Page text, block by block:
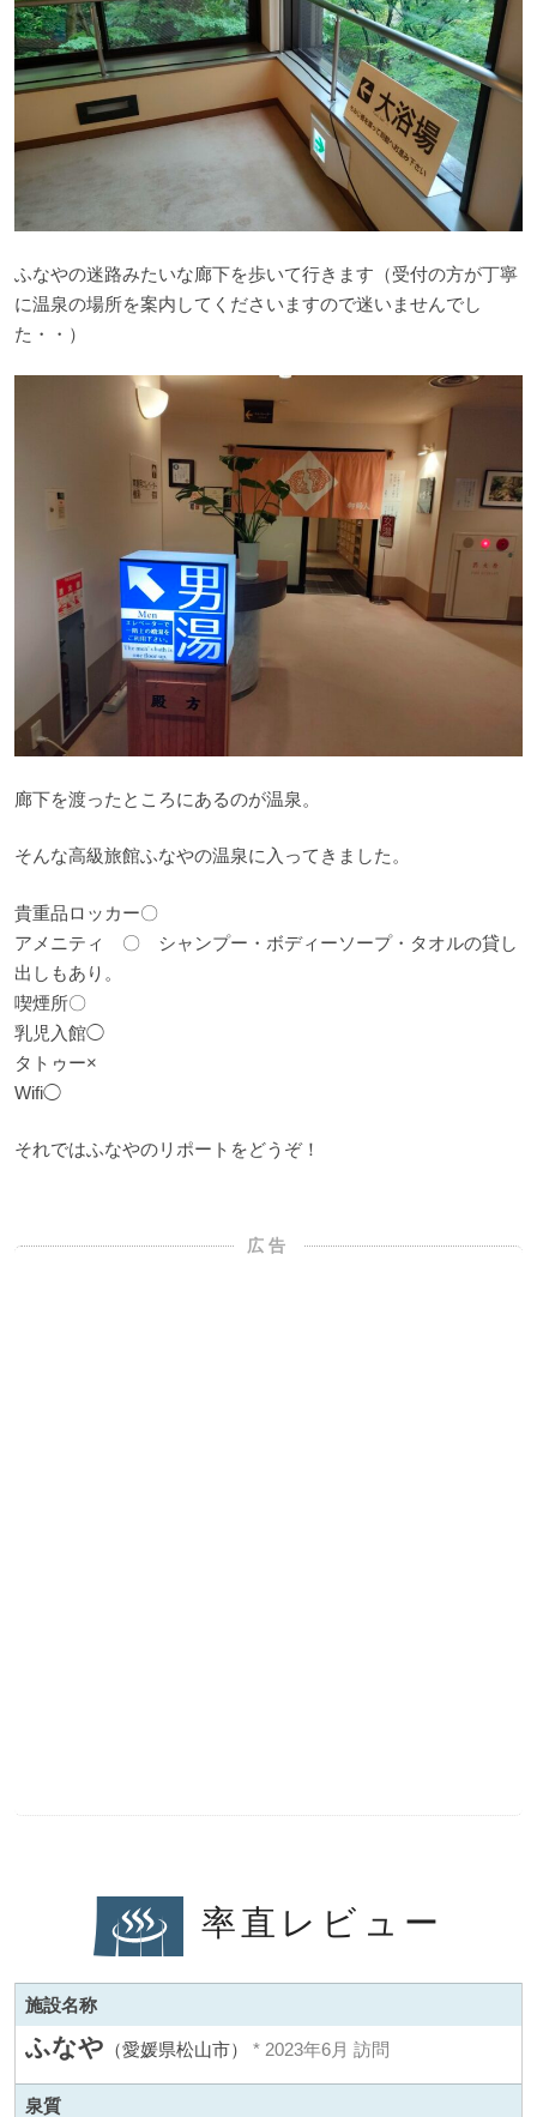
ふなやの迷路みたいな廊下を歩いて行きます（受付の方が丁寧
に温泉の場所を案内してくださいますので迷いませんでし
た・・）
廊下を渡ったところにあるのが温泉。
そんな高級旅館ふなやの温泉に入ってきました。
貴重品ロッカー〇
アメニティ 〇 シャンプー・ボディーソープ・タオルの貸し
出しもあり。
喫煙所〇
乳児入館◯
タトゥー×
Wifi◯
それではふなやのリポートをどうぞ！
率直レビュー
施設名称
ふなや （愛媛県松山市） * 2023年6月 訪問
泉質